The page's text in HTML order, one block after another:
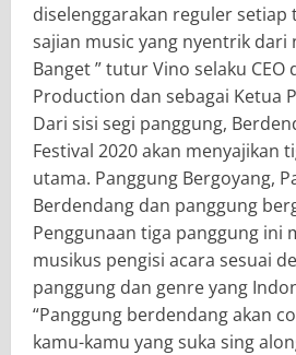
diselenggarakan reguler setiap
sajian music yang nyentrik dari
Banget ” tutur Vino selaku CEO
Production dan sebagai Ketua
Dari sisi segi panggung,
Festival 2020 akan menyajikan
utama. Panggung Bergoyang,
Berdendang dan panggung
Penggunaan tiga panggung ini
musikus pengisi acara sesuai
panggung dan genre yang
“Panggung berdendang akan
kamu-kamu yang suka sing